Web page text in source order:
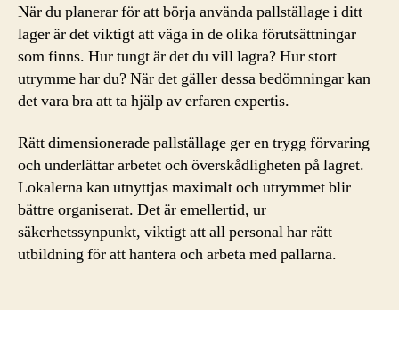
När du planerar för att börja använda pallställage i ditt
lager är det viktigt att väga in de olika förutsättningar
som finns. Hur tungt är det du vill lagra? Hur stort
utrymme har du? När det gäller dessa bedömningar kan
det vara bra att ta hjälp av erfaren expertis.
Rätt dimensionerade pallställage ger en trygg förvaring
och underlättar arbetet och överskådligheten på lagret.
Lokalerna kan utnyttjas maximalt och utrymmet blir
bättre organiserat. Det är emellertid, ur
säkerhetssynpunkt, viktigt att all personal har rätt
utbildning för att hantera och arbeta med pallarna.